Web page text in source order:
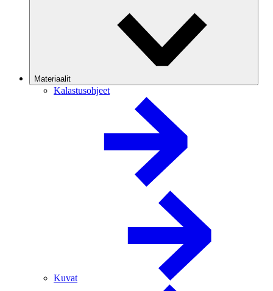
Materiaalit
Kalastusohjeet
Kuvat